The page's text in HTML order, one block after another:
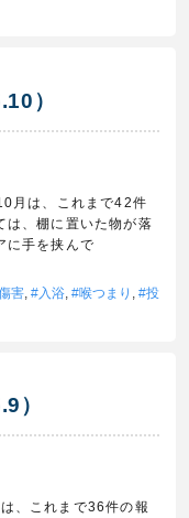
）
月は、これまで42件
は、棚に置いた物が落
に手を挟んで
害 入浴 喉つまり
投
）
、これまで36件の報